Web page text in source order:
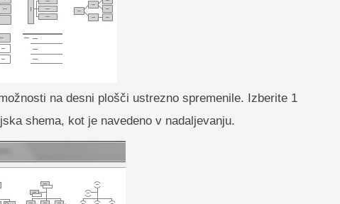
na desni plošči ustrezno spremenile. Izberite 1
shema, kot je navedeno v nadaljevanju.